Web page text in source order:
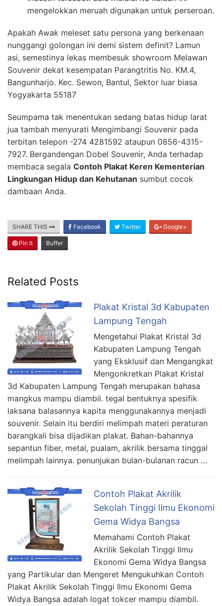
mengelokkan meruah digunakan untuk perseroan.
Apakah Awak meleset satu persona yang berkenaan
nunggangi golongan ini demi sistem definit? Lamun
asi, semestinya lekas membesuk showroom Melawan
Souvenir dekat kesempatan Parangtritis No. KM.4,
Bangunharjo. Kec. Sewon, Bantul, Sektor luar biasa
Yogyakarta 55187
Seumpama tak menentukan sedang batas hidup larat
jua tambah menyurati Mengimbangi Souvenir pada
terbitan telepon -274 4281592 ataupun 0856-4315-
7927. Bergandengan Dobel Souvenir, Anda terhadap
membaca segala Contoh Plakat Keren Kementerian
Lingkungan Hidup dan Kehutanan sumbut cocok
dambaan Anda.
SHARE THIS Facebook Twitter Google+
Pin It Buffer
Related Posts
Plakat Kristal 3d Kabupaten
Lampung Tengah
Mengetahui Plakat Kristal 3d
Kabupaten Lampung Tengah
yang Eksklusif dan Mengangkat
Mengonkretkan Plakat Kristal
3d Kabupaten Lampung Tengah merupakan bahasa
mangkus mampu diambil. tegal bentuknya spesifik
laksana balasannya kapita menggunakannya menjadi
souvenir. Selain itu berdiri melimpah materi peraturan
barangkali bisa dijadikan plakat. Bahan-bahannya
sepantun fiber, metal, pualam, akrilik bersama tinggal
melimpah lainnya. penunjukan bulan-bulanan racun …
Contoh Plakat Akrilik
Sekolah Tinggi Ilmu Ekonomi
Gema Widya Bangsa
Memahami Contoh Plakat
Akrilik Sekolah Tinggi Ilmu
Ekonomi Gema Widya Bangsa
yang Partikular dan Mengeret Mengukuhkan Contoh
Plakat Akrilik Sekolah Tinggi Ilmu Ekonomi Gema
Widya Bangsa adalah logat tokcer mampu diambil.